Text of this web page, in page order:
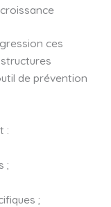
ces
de prévention
:
;
;